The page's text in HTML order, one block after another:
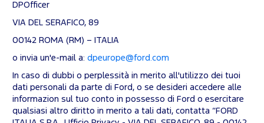
DPOfficer
VIA DEL SERAFICO, 89
00142 ROMA (RM) – ITALIA
o invia un'e-mail a: dpeurope@ford.com
In caso di dubbi o perplessità in merito all'utilizzo dei tuoi
dati personali da parte di Ford, o se desideri accedere alle
informazion sul tuo conto in possesso di Ford o esercitare
qualsiasi altro diritto in merito a tali dati, contatta “FORD